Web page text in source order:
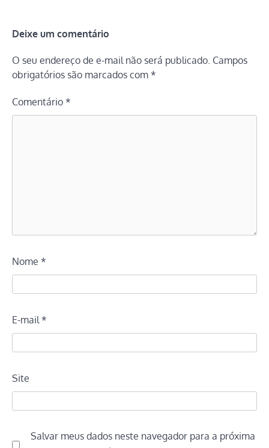
Deixe um comentário
O seu endereço de e-mail não será publicado. Campos
obrigatórios são marcados com *
Comentário *
Nome *
E-mail*
Site
Salvar meus dados neste navegador para a próxima